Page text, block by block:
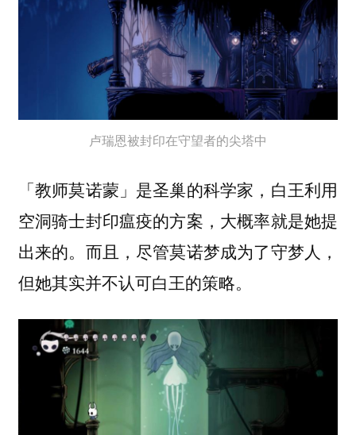
卢瑞恩被封印在守望者的尖塔中
「教师莫诺蒙」是圣巢的科学家，白王利用
空洞骑士封印瘟疫的方案，大概率就是她提
出来的。而且，尽管莫诺梦成为了守梦人，
但她其实并不认可白王的策略。